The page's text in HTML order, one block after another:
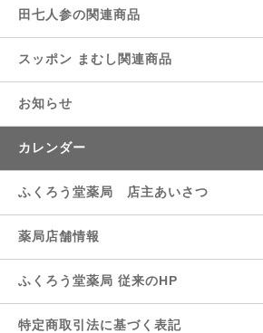
田七人参の関連商品
スッポン まむし関連商品
お知らせ
カレンダー
ふくろう堂薬局 店主あいさつ
薬局店舗情報
ふくろう堂薬局 従来のHP
特定商取引法に基づく表記